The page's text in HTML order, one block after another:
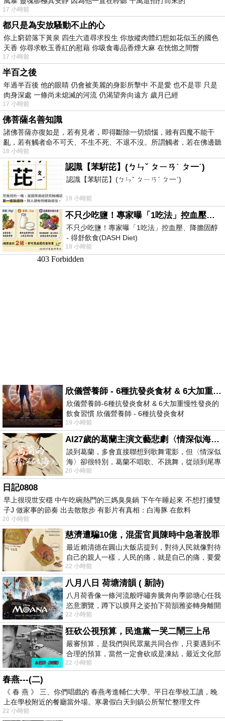
17 小時前
都只是為安放騷動不止的心
你上窮碧落下黃泉 四生六道尋求投生 你放縱肉體幻想如花似玉的國色
天香 你尋求軟玉香紅的慰藉 你吸食毒品香煙大麻 在恍惚之間瞥
17 小時前
半百之後
年過半百後 他的眼睛 仍會被美麗的身影所擊中 不是愛 也不是罪 只是
肉身深處 一條尚未熄滅的河流 仍渴望奔向遠方 歲月已經
17 小時前
佛菩薩名善知識
諸佛菩薩亦復如是，若有見者，即得斷除一切煩惱，雖有四魔不能干
亂，若有觸者命不可夭、不生不死、不退不沒。所謂觸者，若在佛邊聽
受
18 小時前
認識【苯騈芘】(ㄅㄣˇ ㄆㄧㄢˊ ㄆ一ˊ)
認識【苯騈芘】(ㄅㄣˇ ㄆㄧㄢˊ ㄆ一ˊ)
19 小時前
不只少吃鹽！專家曝「1吃法」控血壓、降膽固醇 - 得舒飲食(DASH Diet)
不只少吃鹽！專家曝「1吃法」控血壓、降膽固醇
- 得舒飲食(DASH Diet)
https://www.facebook.com/dietitiansophia/
posts/157966
19 小時前
欣儀營養師 - 6種抗發炎食材 & 6大加重慢性發炎的飲食習慣
欣儀營養師-6種抗發炎食材 & 6大加重慢性發炎的
飲食習慣 欣儀營養師 - 6種抗發炎食材
https://www.facebook.com/photo/?fbid=147
19 小時前
AI27歲的葛蘭主演文藝悲劇〈情深似海〉 #戀上老電影 #葛蘭 #粟子
談到葛蘭，多會直接聯想到歌舞電影，但〈情深似
海〉卻很特別，葛蘭不唱歌、不跳舞，從頭到尾專
心演戲。拍攝期間，經常工作超過12個鐘
20 小時前
日記0808
早上很現世安穩 中午吃碗熱門的三媽臭臭鍋 下午午睡起來 不想打擾雙
子J 做家事的節奏 出去散散步 有影片有真相：白海豚 在飲料
20 小時前
慈濟遭騙10億，混蛋官員陳時中急著脫罪
最近賴清德在圓山大飯店提到，對待人民就像對待
自己的親人一樣，人民的痛，就是自己的痛，要愛
民如親，說的這麼好聽，實際上根本沒做
22 小時前
八月八日 荷塘清韻 ( 新詩)
八月荷香像一條河流般呼嘯奔騰奔向季節塘心任我
恣意瀏覽，蹲下以膜拜之姿拍下荷韻雅姿轉身離開
時我把美麗的遐想掛在亭亭葉柄上盼望
22 小時前
狂砍公視預算，民進黨一哭二鬧三上吊
嚴審預算，是我們與民眾黨共同合作，只要遇到不
合理的預算，當然一定會砍或是凍結，最近文化部
要編列公視和Taiwan plus預算，在110年
22 小時前
春燕---(二)
《 春 燕 》 三、你們唱戲的 春燕考進輔仁大學。平日在學校工讀，晚
上在學校附近的餐廳當外場。寒暑假白天到鎮公所幫忙整理文件
22 小時前